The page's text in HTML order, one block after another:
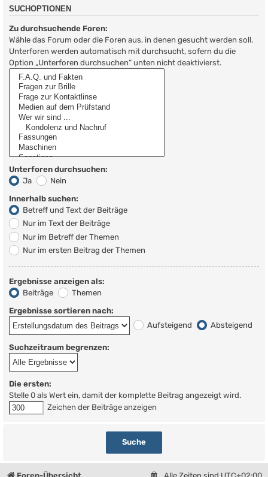
SUCHOPTIONEN
Zu durchsuchende Foren:
Wähle das Forum oder die Foren aus, in denen gesucht werden soll.
Unterforen werden automatisch mit durchsucht, sofern du die
Option „Unterforen durchsuchen“ unten nicht deaktivierst.
Unterforen durchsuchen:
Ja
Nein
Innerhalb suchen:
Betreff und Text der Beiträge
Nur im Text der Beiträge
Nur im Betreff der Themen
Nur im ersten Beitrag der Themen
Ergebnisse anzeigen als:
Beiträge
Themen
Ergebnisse sortieren nach:
Aufsteigend
Absteigend
Suchzeitraum begrenzen:
Die ersten:
Stelle 0 als Wert ein, damit der komplette Beitrag angezeigt wird.
Zeichen der Beiträge anzeigen